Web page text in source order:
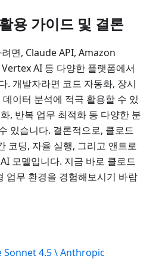
용 가이드 및 결론
면, Claude API, Amazon
AI 등 다양한 플랫폼에서
. 개발자라면 코드 자동화, 장시
이터 분석에 적극 활용할 수 있
, 반복 업무 최적화 등 다양한 분
있습니다. 결론적으로, 클로드
코딩, 자율 실행, 그리고 앤트로
모델입니다. 지금 바로 클로드
업무 환경을 경험해보시기 바랍
4.5 \ Anthropic